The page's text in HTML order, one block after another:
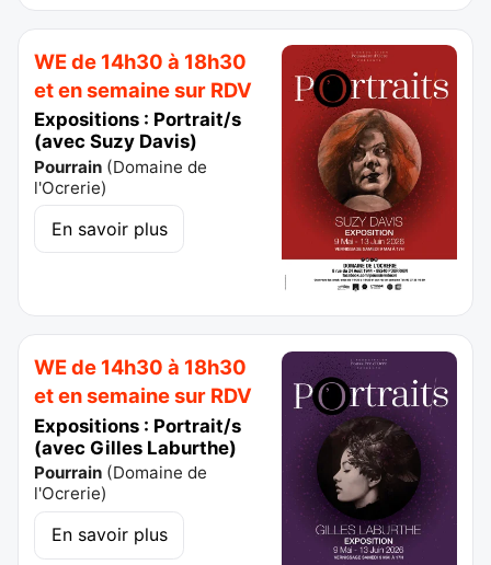
WE de 14h30 à 18h30
et en semaine sur RDV
Expositions : Portrait/s
(avec Suzy Davis)
Pourrain (Domaine de
l'Ocrerie)
En savoir plus
WE de 14h30 à 18h30
et en semaine sur RDV
Expositions : Portrait/s
(avec Gilles Laburthe)
Pourrain (Domaine de
l'Ocrerie)
En savoir plus